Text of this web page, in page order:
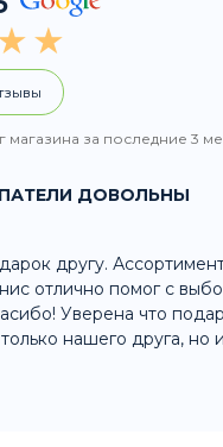
другу. Ассортимент
отлично помог с
Уверена что
нашего друга, но и